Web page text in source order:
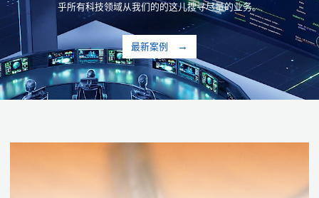
乎所有科技领域从我们的的这儿搜寻尽量的业务。
最新案例